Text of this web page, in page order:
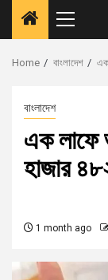
Home বাংলাদেশ এক
বাংলাদেশ
এক লাফে
হাজার
1 month ago